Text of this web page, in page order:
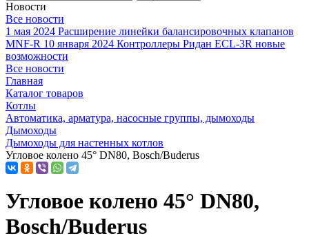
Новости
Все новости
1 мая 2024 Расширение линейки балансировочных клапанов
MNF-R 10 января 2024 Контроллеры Ридан ECL-3R новые
возможности
Все новости
Главная
Каталог товаров
Котлы
Автоматика, арматура, насосные группы, дымоходы
Дымоходы
Дымоходы для настенных котлов
Угловое колено 45° DN80, Bosch/Buderus
Угловое колено 45° DN80,
Bosch/Buderus